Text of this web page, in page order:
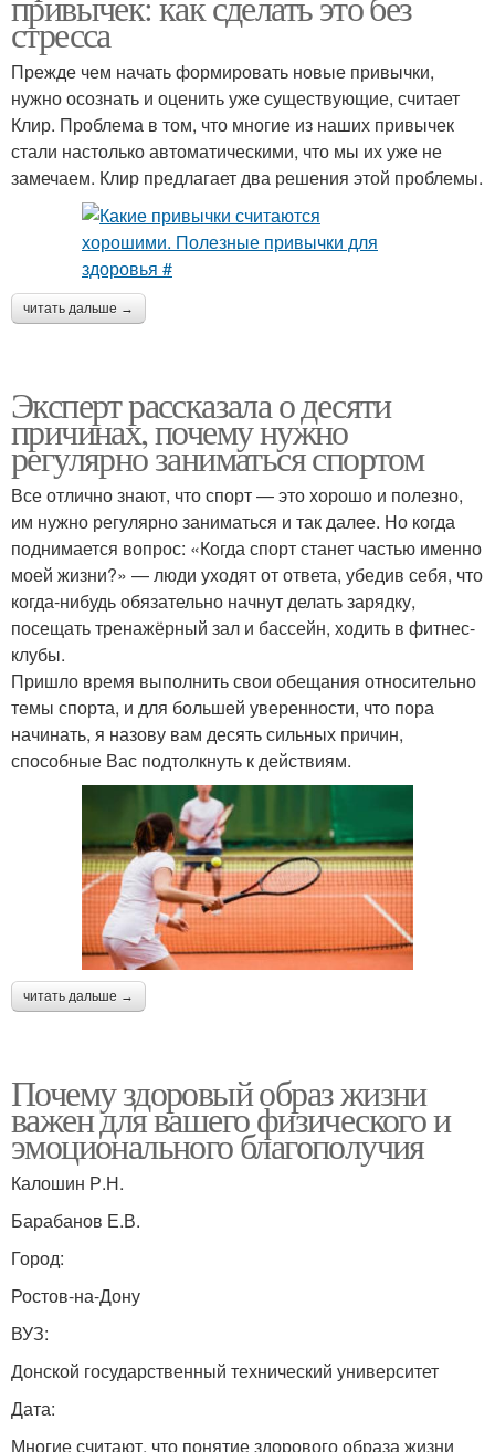
стресса
Прежде чем начать формировать новые привычки,
нужно осознать и оценить уже существующие, считает
Клир. Проблема в том, что многие из наших привычек
стали настолько автоматическими, что мы их уже не
замечаем. Клир предлагает два решения этой проблемы.
читать дальше →
Эксперт рассказала о десяти
причинах, почему нужно
регулярно заниматься спортом
Все отлично знают, что спорт — это хорошо и полезно,
им нужно регулярно заниматься и так далее. Но когда
поднимается вопрос: «Когда спорт станет частью именно
моей жизни?» — люди уходят от ответа, убедив себя, что
когда-нибудь обязательно начнут делать зарядку,
посещать тренажёрный зал и бассейн, ходить в фитнес-
клубы.
Пришло время выполнить свои обещания относительно
темы спорта, и для большей уверенности, что пора
начинать, я назову вам десять сильных причин,
способные Вас подтолкнуть к действиям.
читать дальше →
Почему здоровый образ жизни
важен для вашего физического и
эмоционального благополучия
Калошин Р.Н.
Барабанов Е.В.
Город:
Ростов-на-Дону
ВУЗ:
Донской государственный технический университет
Дата:
Многие считают, что понятие здорового образа жизни